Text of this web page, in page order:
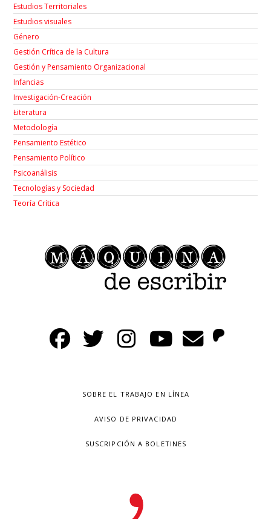
Estudios Territoriales
Estudios visuales
Género
Gestión Crítica de la Cultura
Gestión y Pensamiento Organizacional
Infancias
Investigación-Creación
Łiteratura
Metodología
Pensamiento Estético
Pensamiento Político
Psicoanálisis
Tecnologías y Sociedad
Teoría Crítica
SOBRE EL TRABAJO EN LÍNEA
AVISO DE PRIVACIDAD
SUSCRIPCIÓN A BOLETINES